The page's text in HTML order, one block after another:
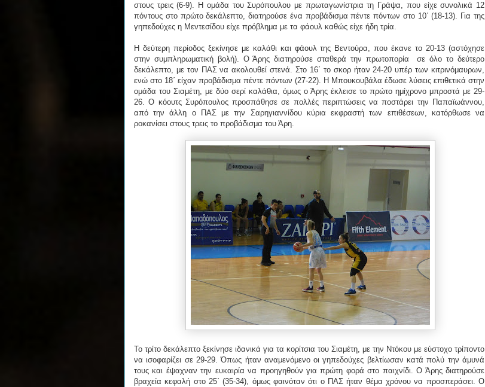
στους τρεις (6-9). Η ομάδα του Συρόπουλου με πρωταγωνίστρια τη Γράψα, που είχε συνολικά 12
πόντους στο πρώτο δεκάλεπτο, διατηρούσε ένα προβάδισμα πέντε πόντων στο 10΄ (18-13). Για της
γηπεδούχες η Μεντεσίδου είχε πρόβλημα με τα φάουλ καθώς είχε ήδη τρία.
Η δεύτερη περίοδος ξεκίνησε με καλάθι και φάουλ της Βεντούρα, που έκανε το 20-13 (αστόχησε
στην συμπληρωματική βολή). Ο Άρης διατηρούσε σταθερά την πρωτοπορία σε όλο το δεύτερο
δεκάλεπτο, με τον ΠΑΣ να ακολουθεί στενά. Στο 16΄ το σκορ ήταν 24-20 υπέρ των κιτρινόμαυρων,
ενώ στο 18΄ είχαν προβάδισμα πέντε πόντων (27-22). Η Μπουκουβάλα έδωσε λύσεις επιθετικά στην
ομάδα του Σιαμέτη, με δύο σερί καλάθια, όμως ο Άρης έκλεισε το πρώτο ημίχρονο μπροστά με 29-
26. Ο κόουτς Συρόπουλος προσπάθησε σε πολλές περιπτώσεις να ποστάρει την Παπαϊωάννου,
από την άλλη ο ΠΑΣ με την Σαρηγιαννίδου κύρια εκφραστή των επιθέσεων, κατόρθωσε να
ροκανίσει στους τρεις το προβάδισμα του Άρη.
Το τρίτο δεκάλεπτο ξεκίνησε ιδανικά για τα κορίτσια του Σιαμέτη, με την Ντόκου με εύστοχο τρίποντο
να ισοφαρίζει σε 29-29. Όπως ήταν αναμενόμενο οι γηπεδούχες βελτίωσαν κατά πολύ την άμυνά
τους και έψαχναν την ευκαιρία να προηγηθούν για πρώτη φορά στο παιχνίδι. Ο Άρης διατηρούσε
βραχεία κεφαλή στο 25΄ (35-34), όμως φαινόταν ότι ο ΠΑΣ ήταν θέμα χρόνου να προσπεράσει. Ο